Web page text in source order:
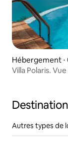
Hébergement ⋅
Villa Polaris.
Autres types de